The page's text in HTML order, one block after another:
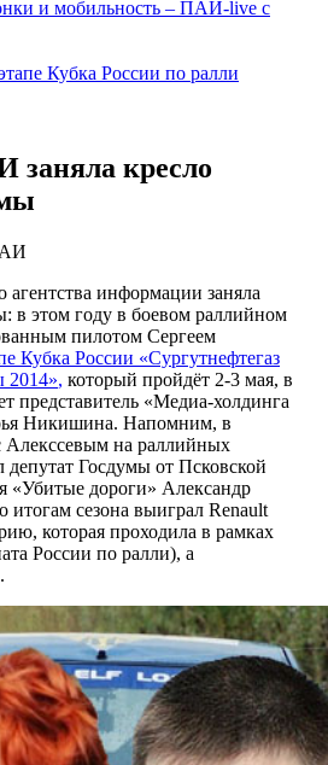
и мобильность – ПАИ-live с
Кубка России по ралли
кресло
агентства информации заняла
в этом году в боевом раллийном
пилотом Сергеем
Кубка России «Сургутнефтегаз
2014», который пройдёт 2-3 мая, в
представитель «Медиа-холдинга
Никишина. Напомним, в
Алекссевым на раллийных
депутат Госдумы от Псковской
«Убитые дороги» Александр
итогам сезона выиграл Renault
которая проходила в рамках
России по ралли), а